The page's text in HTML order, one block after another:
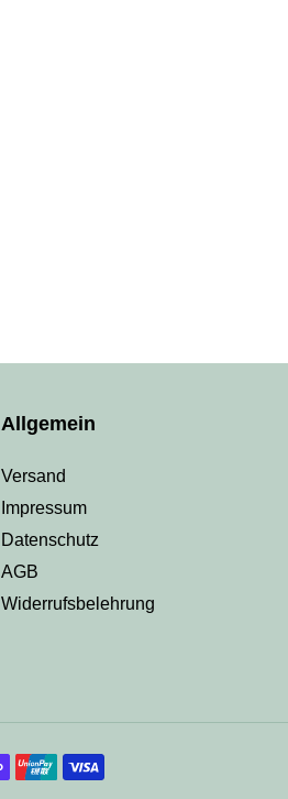
Allgemein
Versand
Impressum
Datenschutz
AGB
Widerrufsbelehrung